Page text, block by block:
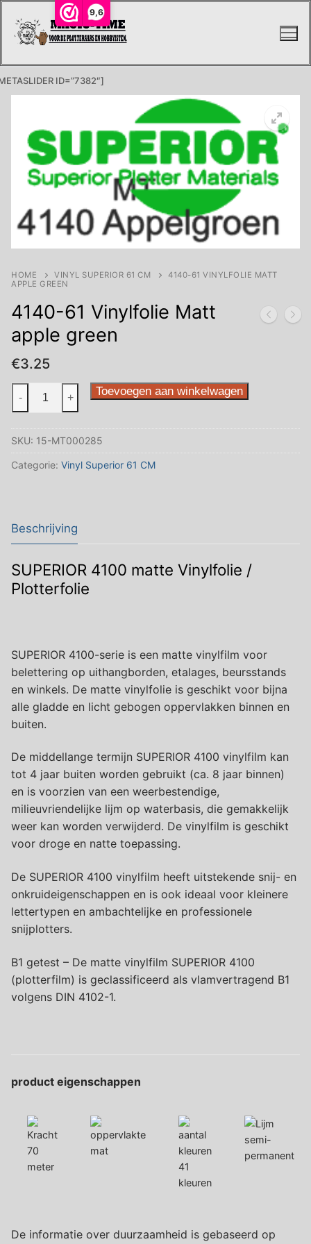
9,6
naar
ID=”7382″]
HOME VINYL SUPERIOR 61 CM
4140-61 VINYLFOLIE MATT
APPLE GREEN
4140-61 Vinylfolie Matt
apple green
€3.25
61
Matt
apple
- + Toevoegen aan winkelwagen
SKU: 15-MT000285
Categorie: Vinyl Superior 61 CM
Beschrijving
SUPERIOR 4100 matte Vinylfolie /
Plotterfolie
SUPERIOR 4100-serie is een matte vinylfilm voor
belettering op uithangborden, etalages, beursstands
en winkels. De matte vinylfolie is geschikt voor bijna
alle gladde en licht gebogen oppervlakken binnen en
buiten.
De middellange termijn SUPERIOR 4100 vinylfilm kan
tot 4 jaar buiten worden gebruikt (ca. 8 jaar binnen)
en is voorzien van een weerbestendige,
milieuvriendelijke lijm op waterbasis, die gemakkelijk
weer kan worden verwijderd. De vinylfilm is geschikt
voor droge en natte toepassing.
De SUPERIOR 4100 vinylfilm heeft uitstekende snij- en
onkruideigenschappen en is ook ideaal voor kleinere
lettertypen en ambachtelijke en professionele
snijplotters.
B1 getest – De matte vinylfilm SUPERIOR 4100
(plotterfilm) is geclassificeerd als vlamvertragend B1
volgens DIN 4102-1.
product eigenschappen
70
meter
mat
41
kleuren
semi-
permanent
De informatie over duurzaamheid is gebaseerd op